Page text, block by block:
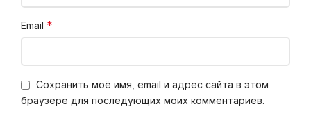
Email *
Сохранить моё имя, email и адрес сайта в этом
браузере для последующих моих комментариев.